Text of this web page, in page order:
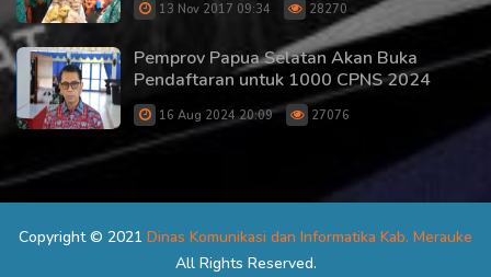
13 Nov 2017 09:34 28270
Pemprov Papua Selatan Akan Buka
Pendaftaran untuk 1000 CPNS 2024
16 Aug 2024 20:09 27076
Copyright © 2021 Dinas Komunikasi dan Informatika Kab. Merauke
All Rights Reserved.